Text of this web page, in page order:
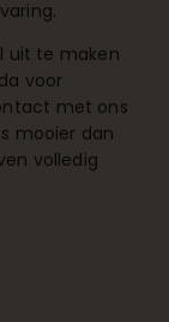
uit te maken
voor
met ons
mooier dan
volledig